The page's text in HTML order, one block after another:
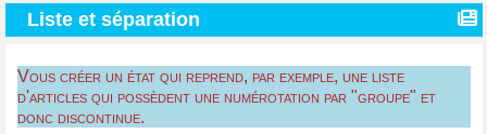
Liste et séparation
Vous créer un état qui reprend, par exemple, une liste
d'articles qui possèdent une numérotation par "groupe" et
donc discontinue.